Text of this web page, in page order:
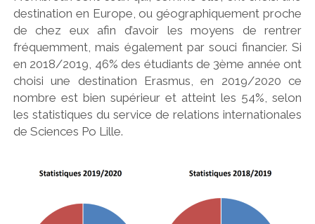
destination en Europe, ou géographiquement proche
de chez eux afin d’avoir les moyens de rentrer
fréquemment, mais également par souci financier. Si
en 2018/2019, 46% des étudiants de 3ème année ont
choisi une destination Erasmus, en 2019/2020 ce
nombre est bien supérieur et atteint les 54%, selon
les statistiques du service de relations internationales
de Sciences Po Lille.